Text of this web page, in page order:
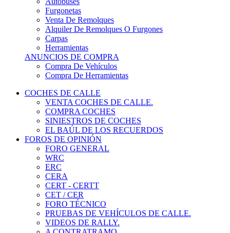
Venta De Remolques
Alquiler De Remolques O Furgones
Carpas
Herramientas
ANUNCIOS DE COMPRA
Compra De Vehículos
Compra De Herramientas
COCHES DE CALLE
VENTA COCHES DE CALLE.
COMPRA COCHES
SINIESTROS DE COCHES
EL BAÚL DE LOS RECUERDOS
FOROS DE OPINIÓN
FORO GENERAL
WRC
ERC
CERA
CERT - CERTT
CET / CER
FORO TÉCNICO
PRUEBAS DE VEHÍCULOS DE CALLE.
VIDEOS DE RALLY.
A CONTRATRAMO
TIENDA ONLINE